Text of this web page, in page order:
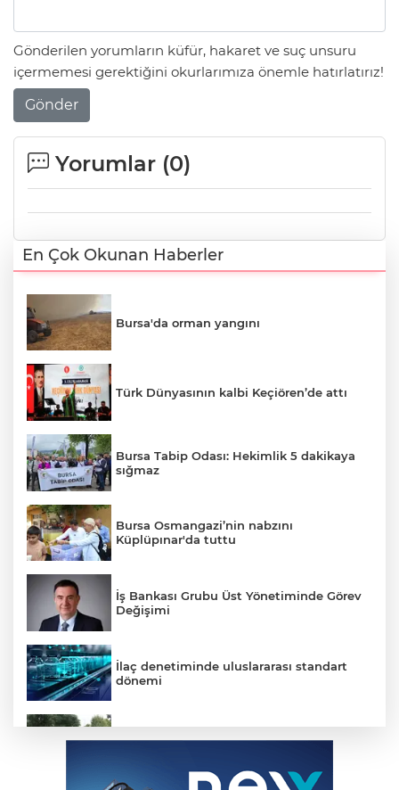
Gönderilen yorumların küfür, hakaret ve suç unsuru
içermemesi gerektiğini okurlarımıza önemle hatırlatırız!
Gönder
Yorumlar (0)
En Çok Okunan Haberler
Bursa'da orman yangını
Türk Dünyasının kalbi Keçiören’de attı
Bursa Tabip Odası: Hekimlik 5 dakikaya
sığmaz
Bursa Osmangazi’nin nabzını
Küplüpınar'da tuttu
İş Bankası Grubu Üst Yönetiminde Görev
Değişimi
İlaç denetiminde uluslararası standart
dönemi